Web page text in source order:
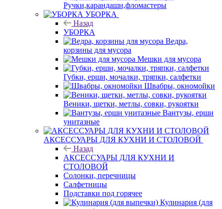
Ручки,карандаши,фломастеры
УБОРКА
Назад
УБОРКА
Ведра,
корзины для мусора
Мешки для мусора
Губки, ерши, мочалки, тряпки, салфетки
Швабры, окномойки
Веники, щетки, метлы, совки, рукоятки
Вантузы, ерши
унитазные
АКСЕССУАРЫ ДЛЯ КУХНИ И СТОЛОВОЙ
Назад
АКСЕССУАРЫ ДЛЯ КУХНИ И
СТОЛОВОЙ
Солонки, перечницы
Салфетницы
Подставки под горячее
Кулинария (для